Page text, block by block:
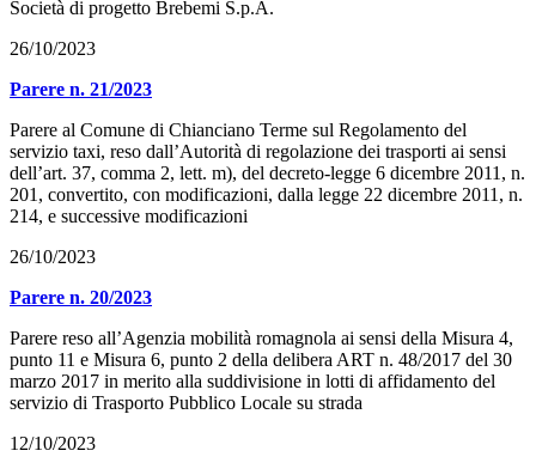
Società di progetto Brebemi S.p.A.
26/10/2023
Parere n. 21/2023
Parere al Comune di Chianciano Terme sul Regolamento del
servizio taxi, reso dall’Autorità di regolazione dei trasporti ai sensi
dell’art. 37, comma 2, lett. m), del decreto-legge 6 dicembre 2011, n.
201, convertito, con modificazioni, dalla legge 22 dicembre 2011, n.
214, e successive modificazioni
26/10/2023
Parere n. 20/2023
Parere reso all’Agenzia mobilità romagnola ai sensi della Misura 4,
punto 11 e Misura 6, punto 2 della delibera ART n. 48/2017 del 30
marzo 2017 in merito alla suddivisione in lotti di affidamento del
servizio di Trasporto Pubblico Locale su strada
12/10/2023